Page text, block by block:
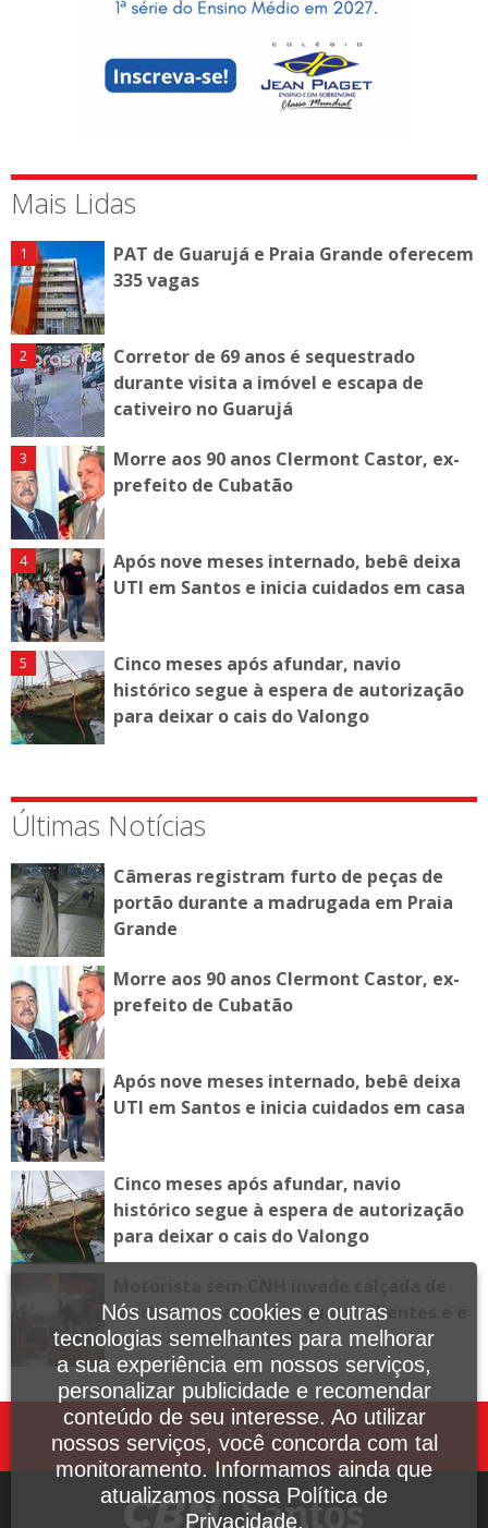
Mais Lidas
PAT de Guarujá e Praia Grande oferecem
335 vagas
Corretor de 69 anos é sequestrado
durante visita a imóvel e escapa de
cativeiro no Guarujá
Morre aos 90 anos Clermont Castor, ex-
prefeito de Cubatão
Após nove meses internado, bebê deixa
UTI em Santos e inicia cuidados em casa
Cinco meses após afundar, navio
histórico segue à espera de autorização
para deixar o cais do Valongo
Últimas Notícias
Câmeras registram furto de peças de
portão durante a madrugada em Praia
Grande
Morre aos 90 anos Clermont Castor, ex-
prefeito de Cubatão
Após nove meses internado, bebê deixa
UTI em Santos e inicia cuidados em casa
Cinco meses após afundar, navio
histórico segue à espera de autorização
para deixar o cais do Valongo
lanchonete, atropela quatro clientes e é
preso em Mongaguá
Fale Conosco
Nós usamos cookies e outras
tecnologias semelhantes para melhorar
a sua experiência em nossos serviços,
personalizar publicidade e recomendar
conteúdo de seu interesse. Ao utilizar
nossos serviços, você concorda com tal
monitoramento. Informamos ainda que
atualizamos nossa Política de
Privacidade.